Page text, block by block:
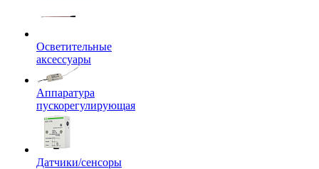
Осветительные
аксессуары
Аппаратура
пускорегулирующая
Датчики/сенсоры